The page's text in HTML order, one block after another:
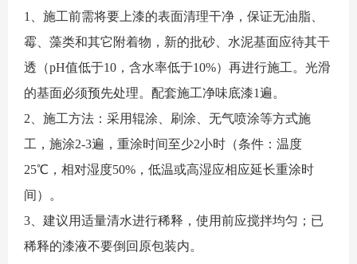
1、施工前需将要上漆的表面清理干净，保证无油脂、
霉、藻类和其它附着物，新的批砂、水泥基面应待其干
透（pH值低于10，含水率低于10%）再进行施工。光滑
的基面必须预先处理。配套施工净味底漆1遍。
2、施工方法：采用辊涂、刷涂、无气喷涂等方式施
工，施涂2-3遍，重涂时间至少2小时（条件：温度
25℃，相对湿度50%，低温或高湿应相应延长重涂时
间）。
3、建议用适量清水进行稀释，使用前应搅拌均匀；已
稀释的漆液不要倒回原包装内。